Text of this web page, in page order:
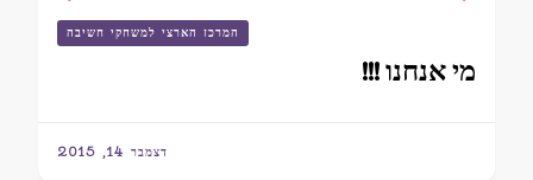
המרכז הארצי למשחקי חשיבה
מי אנחנו !!!
דצמבר 14, 2015